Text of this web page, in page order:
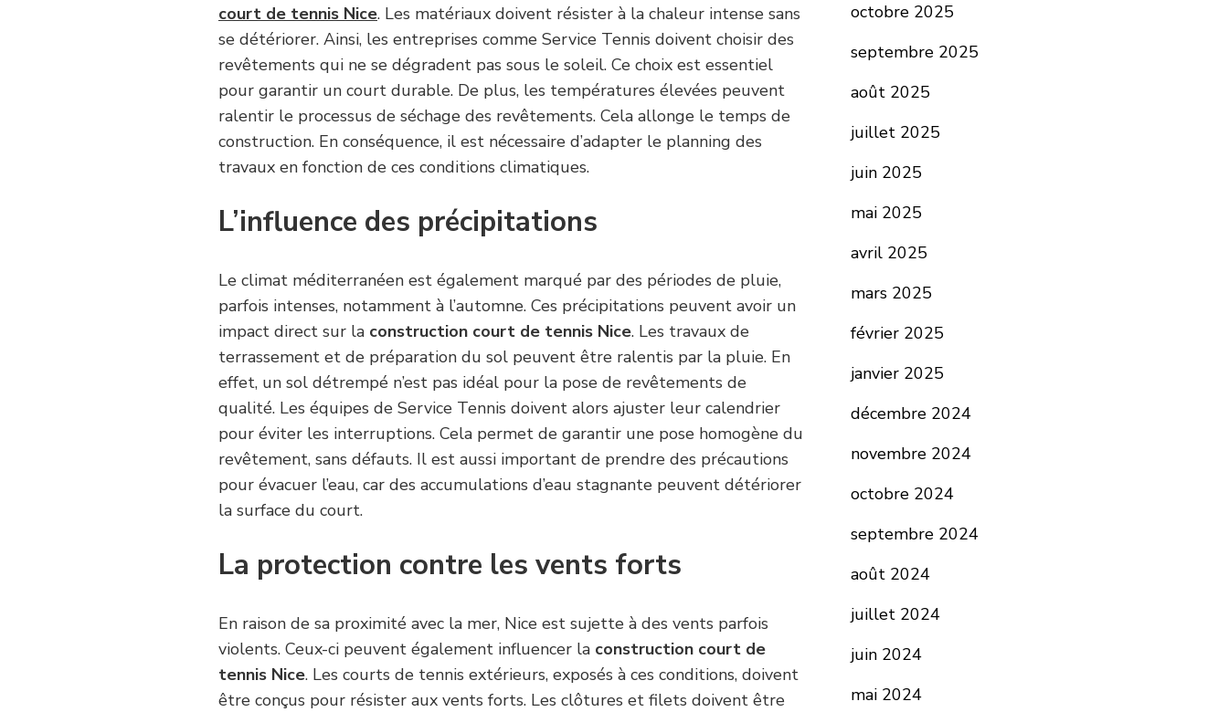
court de tennis Nice. Les matériaux doivent résister à la chaleur intense sans
se détériorer. Ainsi, les entreprises comme Service Tennis doivent choisir des
revêtements qui ne se dégradent pas sous le soleil. Ce choix est essentiel
pour garantir un court durable. De plus, les températures élevées peuvent
ralentir le processus de séchage des revêtements. Cela allonge le temps de
construction. En conséquence, il est nécessaire d’adapter le planning des
travaux en fonction de ces conditions climatiques.
L’influence des précipitations
Le climat méditerranéen est également marqué par des périodes de pluie,
parfois intenses, notamment à l’automne. Ces précipitations peuvent avoir un
impact direct sur la construction court de tennis Nice. Les travaux de
terrassement et de préparation du sol peuvent être ralentis par la pluie. En
effet, un sol détrempé n’est pas idéal pour la pose de revêtements de
qualité. Les équipes de Service Tennis doivent alors ajuster leur calendrier
pour éviter les interruptions. Cela permet de garantir une pose homogène du
revêtement, sans défauts. Il est aussi important de prendre des précautions
pour évacuer l’eau, car des accumulations d’eau stagnante peuvent détériorer
la surface du court.
La protection contre les vents forts
En raison de sa proximité avec la mer, Nice est sujette à des vents parfois
violents. Ceux-ci peuvent également influencer la construction court de
tennis Nice. Les courts de tennis extérieurs, exposés à ces conditions, doivent
être conçus pour résister aux vents forts. Les clôtures et filets doivent être
octobre 2025
septembre 2025
août 2025
juillet 2025
juin 2025
mai 2025
avril 2025
mars 2025
février 2025
janvier 2025
décembre 2024
novembre 2024
octobre 2024
septembre 2024
août 2024
juillet 2024
juin 2024
mai 2024